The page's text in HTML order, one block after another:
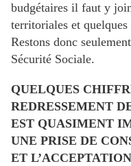
budgétaires il faut y
territoriales et quelques
Restons donc
Sécurité Sociale.
QUELQUES
REDRESSEMENT
EST QUASIMENT
UNE PRISE DE
ET